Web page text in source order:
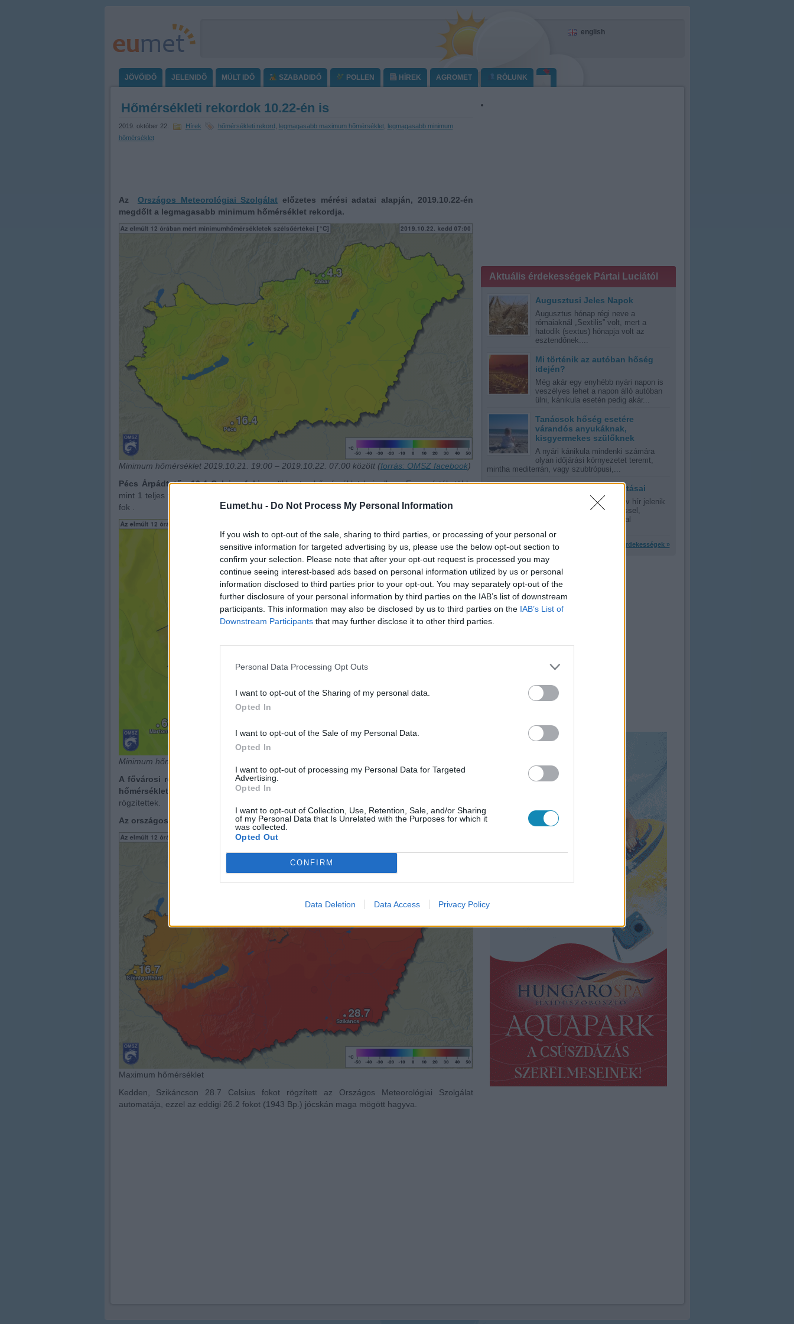
Eumet.hu - Do Not Process My Personal Information
If you wish to opt-out of the sale, sharing to third parties, or processing of your personal or
sensitive information for targeted advertising by us, please use the below opt-out section to
confirm your selection. Please note that after your opt-out request is processed you may
continue seeing interest-based ads based on personal information utilized by us or personal
information disclosed to third parties prior to your opt-out. You may separately opt-out of the
further disclosure of your personal information by third parties on the IAB’s list of downstream
participants. This information may also be disclosed by us to third parties on the IAB’s List of
Downstream Participants that may further disclose it to other third parties.
Personal Data Processing Opt Outs
I want to opt-out of the Sharing of my personal data.
Opted In
I want to opt-out of the Sale of my Personal Data.
Opted In
I want to opt-out of processing my Personal Data for Targeted
Advertising.
Opted In
I want to opt-out of Collection, Use, Retention, Sale, and/or Sharing
of my Personal Data that Is Unrelated with the Purposes for which it
was collected.
Opted Out
CONFIRM
Data Deletion Data Access Privacy Policy
english
JÖVŐIDŐ JELENIDŐ MÚLT IDŐ SZABADIDŐ POLLEN HÍREK AGROMET RÓLUNK
Hőmérsékleti rekordok 10.22-én is
2019. október 22. Hírek hőmérsékleti rekord, legmagasabb maximum hőmérséklet, legmagasabb minimum
hőmérséklet
Az Országos Meteorológiai Szolgálat előzetes mérési adatai alapján, 2019.10.22-én
megdőlt a legmagasabb minimum hőmérséklet rekordja.
Minimum hőmérséklet 2019.10.21. 19:00 – 2019.10.22. 07:00 között (forrás: OMSZ facebook)
Pécs Árpádtetőn 16.4 Celsius fokigcsökkent a hőmérséklet hajnalban. Ez az érték több,
mint 1 teljes fokkal magasabb, mint az eddigi rekord, amelyet 1981-ben Makón mértek: 15.1
fok .
Minimum hőmérséklet 2019.10.21. 19:00 – 2019.10.22. 07:00 között (
A fővárosi rekord is megdőlt a János-hegyen ugyanis csupán 14.4 fokig csökkent a
hőmérséklet.
Az előző budapesti legmagasabb minimum 13.9 fok volt, amelyet 1981-ben
rögzítettek.
Az országos napi maximum-hőmérséklet rekordja: 2,5 C fokkal dőlt meg!
Maximum hőmérséklet
Kedden, Szikáncson 28.7 Celsius fokot rögzített az Országos Meteorológiai Szolgálat
automatája, ezzel az eddigi 26.2 fokot (1943 Bp.) jócskán maga mögött hagyva.
Aktuális érdekességek Pártai Luciától
Augusztusi Jeles Napok
Augusztus hónap régi neve a
rómaiaknál „Sextilis” volt, mert a
hatodik (sextus) hónapja volt az
esztendőnek....
Mi történik az autóban hőség
idején?
Még akár egy enyhébb nyári napon is
veszélyes lehet a napon álló autóban
ülni, kánikula esetén pedig akár...
Tanácsok hőség esetére
várandós anyukáknak,
kisgyermekes szülőknek
A nyári kánikula mindenki számára
olyan időjárási környezetet teremt,
mintha mediterrán, vagy szubtrópusi,...
A napfény jótékony hatásai
Oly sok riasztás és negatív hír jelenik
meg manapság a napsütéssel,
napfénnyel, UV-sugrázással
További érdekességek »